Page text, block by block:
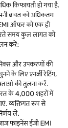
किफायती हो गया है.
बचत को अधिकतम
ऑफर को एक ही
समय कुल लागत को
करें:
और उपकरणों की
के लिए एनर्जी रेटिंग,
की तुलना करें.
के 4,000 शहरों में
व्यक्तिगत रूप से
लें.
फाइनेंस ईजी EMI